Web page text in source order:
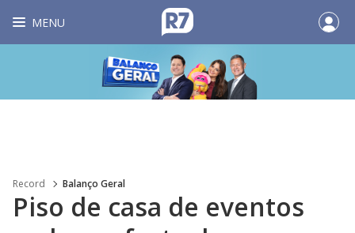
MENU
Record Balanço Geral
Piso de casa de eventos